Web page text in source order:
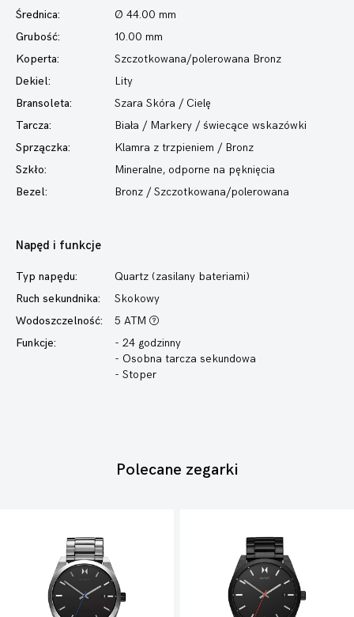
Średnica:
Ø 44.00 mm
Grubość:
10.00 mm
Koperta:
Szczotkowana/polerowana Bronz
Dekiel:
Lity
Bransoleta:
Szara Skóra / Cielę
Tarcza:
Biała / Markery / świecące wskazówki
Sprzączka:
Klamra z trzpieniem / Bronz
Szkło:
Mineralne, odporne na pęknięcia
Bezel:
Bronz / Szczotkowana/polerowana
Napęd i funkcje
Typ napędu:
Quartz (zasilany bateriami)
Ruch sekundnika:
Skokowy
Wodoszczelność:
5 ATM
Funkcje:
- 24 godzinny
- Osobna tarcza sekundowa
- Stoper
Polecane zegarki